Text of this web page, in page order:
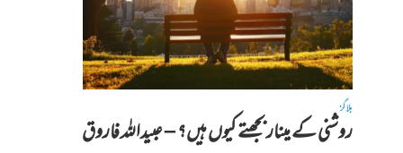
بلاگز
روشنی کے مینار بجھتے کیوں ہیں؟ – عبیداللہ فاروق